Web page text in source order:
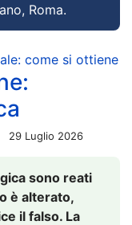
Roma.
come si ottiene
29 Luglio 2026
sono reati
è alterato,
il falso. La